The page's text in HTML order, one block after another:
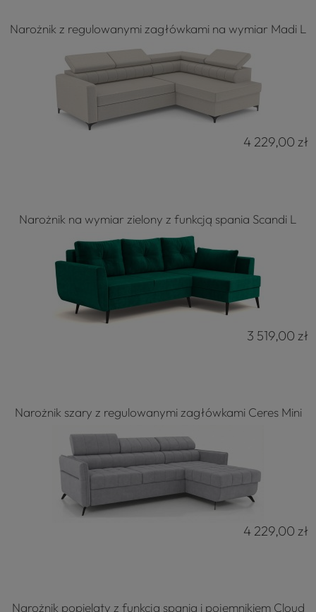
Narożnik z regulowanymi zagłówkami na wymiar Madi L
4 229,00 zł
Narożnik na wymiar zielony z funkcją spania Scandi L
3 519,00 zł
Narożnik szary z regulowanymi zagłówkami Ceres Mini
4 229,00 zł
Narożnik popielaty z funkcja spania i pojemnikiem Cloud